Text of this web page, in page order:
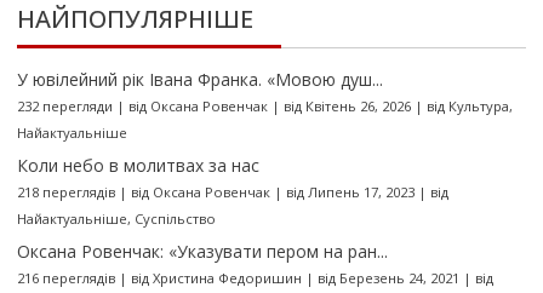
НАЙПОПУЛЯРНІШЕ
У ювілейний рік Івана Франка. «Мовою душ...
232 перегляди | від Оксана Ровенчак| від Квітень 26, 2026| від Культура,
Найактуальніше
Коли небо в молитвах за нас
218 переглядів| від Оксана Ровенчак| від Липень 17, 2023| від
Найактуальніше, Суспільство
Оксана Ровенчак: «Указувати пером на ран...
216 переглядів| від Христина Федоришин | від Березень 24, 2021 | від